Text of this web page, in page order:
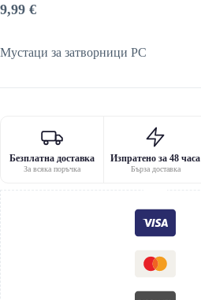
9,99 €
Мустаци за затворници PC
Безплатна доставка
За всяка поръчка
Изпратено за 48 часа
Бърза доставка